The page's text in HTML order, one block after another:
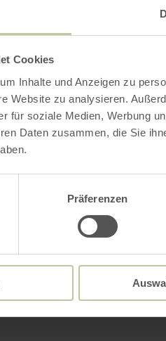
Cookies
Inhalte und Anzeigen zu
Website zu analysieren.
für soziale Medien, Werbung
Daten zusammen, die Sie
Präferenzen
Auf